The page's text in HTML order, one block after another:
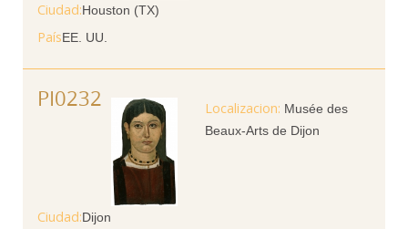
Ciudad Houston (TX)
PaísEE. UU.
PI0232
Musée des
Beaux-Arts de Dijon
Ciudad Dijon